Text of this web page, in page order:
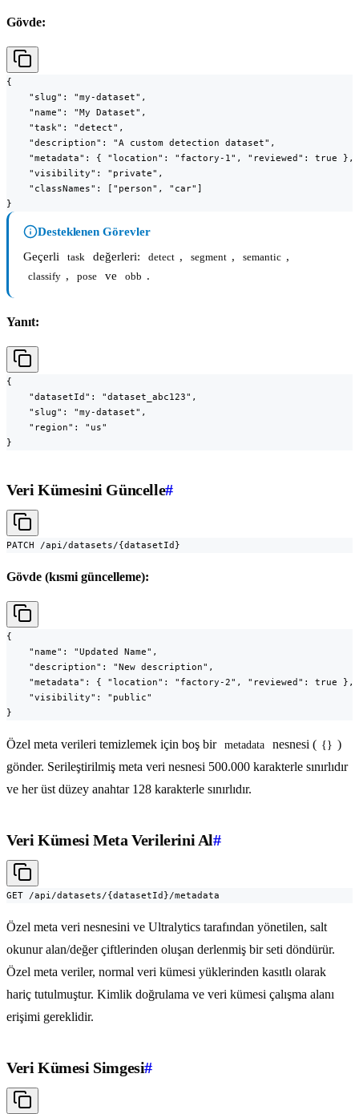
Gövde:
{
    "slug": "my-dataset",
    "name": "My Dataset",
    "task": "detect",
    "description": "A custom detection dataset",
    "metadata": { "location": "factory-1", "reviewed": true },
    "visibility": "private",
    "classNames": ["person", "car"]
}
Desteklenen Görevler
Geçerli
task değerleri: detect , segment , semantic ,
classify , pose ve obb .
Yanıt:
{
    "datasetId": "dataset_abc123",
    "slug": "my-dataset",
    "region": "us"
}
Veri Kümesini Güncelle#
PATCH /api/datasets/{datasetId}
Gövde (kısmi güncelleme):
{
    "name": "Updated Name",
    "description": "New description",
    "metadata": { "location": "factory-2", "reviewed": true },
    "visibility": "public"
}
Özel meta verileri temizlemek için boş bir metadata nesnesi ( {} )
gönder. Serileştirilmiş meta veri nesnesi 500.000 karakterle sınırlıdır
ve her üst düzey anahtar 128 karakterle sınırlıdır.
Veri Kümesi Meta Verilerini Al#
GET /api/datasets/{datasetId}/metadata
Özel meta veri nesnesini ve Ultralytics tarafından yönetilen, salt
okunur alan/değer çiftlerinden oluşan derlenmiş bir seti döndürür.
Özel meta veriler, normal veri kümesi yüklerinden kasıtlı olarak
hariç tutulmuştur. Kimlik doğrulama ve veri kümesi çalışma alanı
erişimi gereklidir.
Veri Kümesi Simgesi#